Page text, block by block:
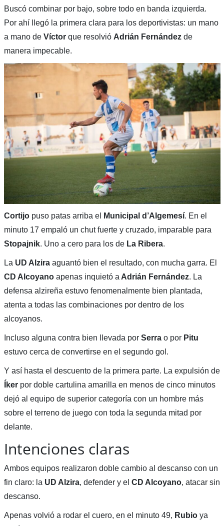
Buscó combinar por bajo, sobre todo en banda izquierda.
Por ahí llegó la primera clara para los deportivistas: un mano
a mano de Víctorque resolvió Adrián Fernández de
manera impecable.
Cortijopuso patas arriba el Municipal d’Algemesí. En el
minuto 17 empaló un chut fuerte y cruzado, imparable para
Stopajnik. Uno a cero para los de La Ribera.
La UD Alziraaguantó bien el resultado, con mucha garra. El
CD Alcoyanoapenas inquietó a Adrián Fernández. La
defensa alzireña estuvo fenomenalmente bien plantada,
atenta a todas las combinaciones por dentro de los
alcoyanos.
Incluso alguna contra bien llevada por Serrao por Pitu
estuvo cerca de convertirse en el segundo gol.
Y así hasta el descuento de la primera parte. La expulsión de
Íkerpor doble cartulina amarilla en menos de cinco minutos
dejó al equipo de superior categoría con un hombre más
sobre el terreno de juego con toda la segunda mitad por
delante.
Intenciones claras
Ambos equipos realizaron doble cambio al descanso con un
fin claro: la UD Alzira, defender y el CD Alcoyano, atacar sin
descanso.
Apenas volvió a rodar el cuero, en el minuto 49, Rubioya